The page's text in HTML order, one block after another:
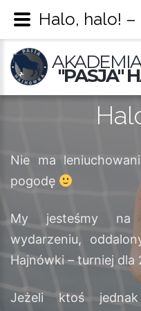
"PASJA"
Nie ma
pogodę
My jesteśmy na
wydarzeniu,
Hajnówki – turniej dla
Jeżeli ktoś
Halo, halo! –